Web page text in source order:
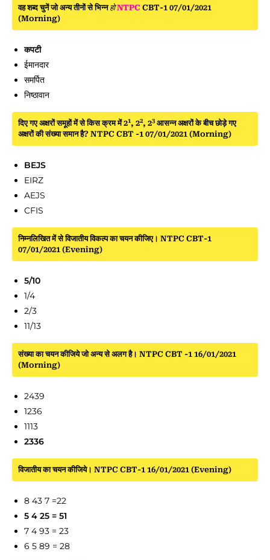
वह शब्द चुनें जो अन्य तीनों से भिन्न हो NTPC CBT-1 07/01/2021
(Morning)
कपटी
ईमानदार
समर्पित
निष्ठावान
दिए गए अक्षरों समूहों में से किस क्रम में 21, 22, 23 आसन्न अक्षरों के बीच छोड़े गए
अक्षरों की संख्या समान है? NTPC CBT -1 07/01/2021 (Morning)
BEJS
EIRZ
AEJS
CFIS
निम्नलिखित में से विजातीय विकल्प का चयन कीजिए। NTPC CBT-1
07/01/2021 (Evening)
5/10
1/4
2/3
11/13
संख्या का चयन कीजिये जो अन्य से अलग है। NTPC CBT -1 16/01/2021
(Morning)
2439
1236
1113
2336
विजातीय का चयन कीजिये। NTPC CBT-1 16/01/2021 (Evening)
8 43 7 =22
5 4 25 = 51
7 4 93 = 23
6 5 89 = 28